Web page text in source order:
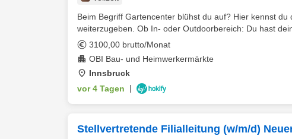
Beim Begriff Gartencenter blühst du auf? Hier kennst
weiterzugeben. Ob In- oder Outdoorbereich: Du hast
3100,00 brutto/Monat
OBI Bau- und Heimwerkermärkte
Innsbruck
vor 4 Tagen
Stellvertretende Filialleitung (w/m/d)